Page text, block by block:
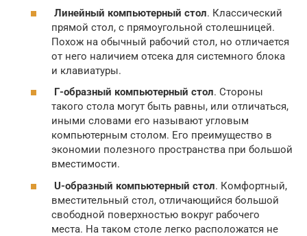
Линейный компьютерный стол. Классический
прямой стол, с прямоугольной столешницей.
Похож на обычный рабочий стол, но отличается
от него наличием отсека для системного блока
и клавиатуры.
Г-образный компьютерный стол. Стороны
такого стола могут быть равны, или отличаться,
иными словами его называют угловым
компьютерным столом. Его преимущество в
экономии полезного пространства при большой
вместимости.
U-образный компьютерный стол. Комфортный,
вместительный стол, отличающийся большой
свободной поверхностью вокруг рабочего
места. На таком столе легко расположатся не